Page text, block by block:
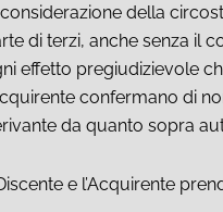
della
di terzi, anche senza il
effetto pregiudizievole
confermano di
da quanto sopra
e l’Acquirente